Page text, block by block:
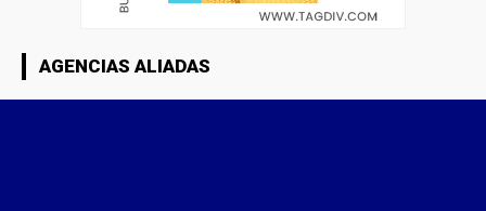
AGENCIAS ALIADAS